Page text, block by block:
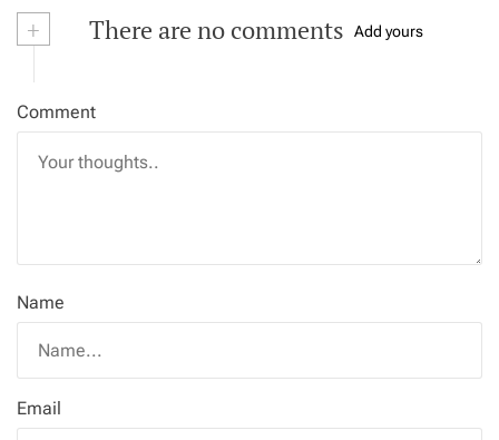
+ There are no comments Add yours
Comment
Name
Email